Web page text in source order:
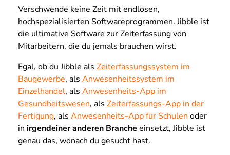
Verschwende keine Zeit mit endlosen,
hochspezialisierten Softwareprogrammen. Jibble ist
die ultimative Software zur Zeiterfassung von
Mitarbeitern, die du jemals brauchen wirst.
Egal, ob du Jibble als Zeiterfassungssystem im
Baugewerbe, als Anwesenheitssystem im
Einzelhandel, als Anwesenheits-App im
Gesundheitswesen, als Zeiterfassungs-App in der
Fertigung, als Anwesenheits-App für Schulen oder
in irgendeiner anderen Branche einsetzt, Jibble ist
genau das, wonach du gesucht hast.